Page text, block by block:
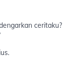
ceritaku?